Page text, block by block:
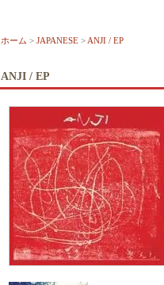
ホーム > JAPANESE > ANJI / EP
ANJI / EP